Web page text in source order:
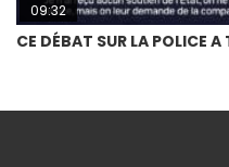
09:32
CE DÉBAT SUR LA POLICE